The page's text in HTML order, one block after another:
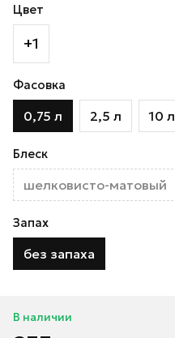
Цвет
+1
Фасовка
0,75 л 2,5 л 10 л
Блеск
шелковисто-матовый
Запах
без запаха
В наличии